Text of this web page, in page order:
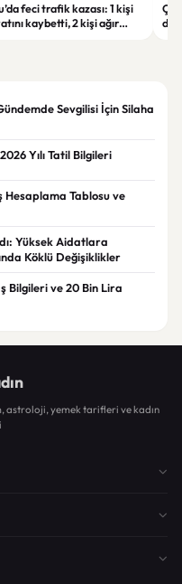
feci trafik kazası: 1 kişi
kaybetti, 2 kişi ağır
Sevgilisi İçin Silaha
Yılı Tatil Bilgileri
Hesaplama Tablosu ve
Yüksek Aidatlara
Köklü Değişiklikler
Bilgileri ve 20 Bin Lira
astroloji, yemek tarifleri ve kadın